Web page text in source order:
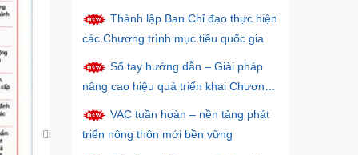
hướng tiến phát triển bền vững và xây
dựng thương hiệu
Thành lập Ban Chỉ đạo thực hiện
các Chương trình mục tiêu quốc gia
Sổ tay hướng dẫn – Giải pháp
nâng cao hiệu quả triển khai Chương
trình mục tiêu quốc gia
VAC tuần hoàn – nền tảng phát
triển nông thôn mới bền vững